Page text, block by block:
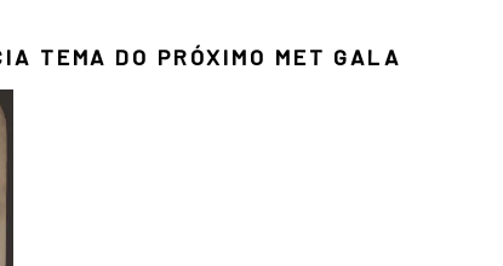
TEMA DO PRÓXIMO MET GALA